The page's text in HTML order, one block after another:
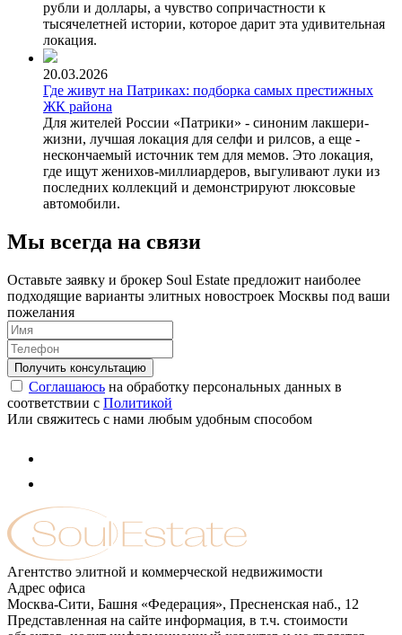
рубли и доллары, а чувство сопричастности к
тысячелетней истории, которое дарит эта удивительная
локация.
20.03.2026
Где живут на Патриках: подборка самых престижных
ЖК района
Для жителей России «Патрики» - синоним лакшери-
жизни, лучшая локация для селфи и рилсов, а еще -
нескончаемый источник тем для мемов. Это локация,
где ищут женихов-миллиардеров, выгуливают луки из
последних коллекций и демонстрируют люксовые
автомобили.
Мы всегда на связи
Оставьте заявку и брокер Soul Estate предложит наиболее
подходящие варианты элитных новостроек Москвы под ваши
пожелания
Соглашаюсь на обработку персональных данных в
соответствии с Политикой
Или свяжитесь с нами любым удобным способом
Агентство элитной и коммерческой недвижимости
Адрес офиса
Москва-Сити, Башня «Федерация», Пресненская наб., 12
Представленная на сайте информация, в т.ч. стоимости